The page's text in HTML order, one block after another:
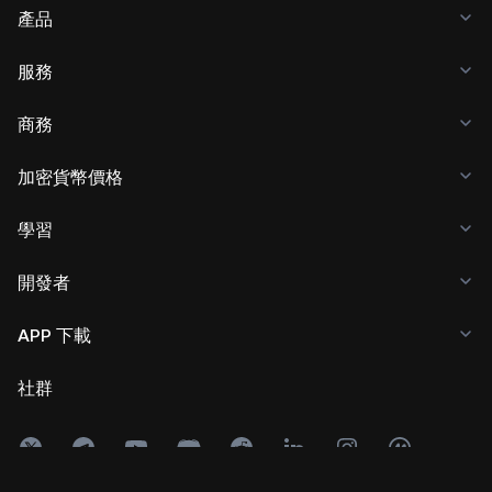
產品
服務
商務
加密貨幣價格
學習
開發者
APP 下載
社群